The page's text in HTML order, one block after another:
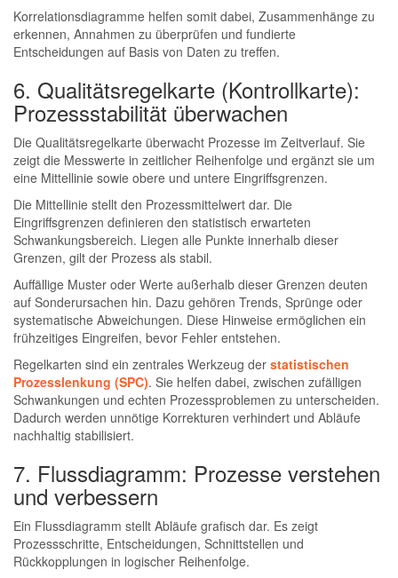
Korrelationsdiagramme helfen somit dabei, Zusammenhänge zu
erkennen, Annahmen zu überprüfen und fundierte
Entscheidungen auf Basis von Daten zu treffen.
6. Qualitätsregelkarte (Kontrollkarte):
Prozessstabilität überwachen
Die Qualitätsregelkarte überwacht Prozesse im Zeitverlauf. Sie
zeigt die Messwerte in zeitlicher Reihenfolge und ergänzt sie um
eine Mittellinie sowie obere und untere Eingriffsgrenzen.
Die Mittellinie stellt den Prozessmittelwert dar. Die
Eingriffsgrenzen definieren den statistisch erwarteten
Schwankungsbereich. Liegen alle Punkte innerhalb dieser
Grenzen, gilt der Prozess als stabil.
Auffällige Muster oder Werte außerhalb dieser Grenzen deuten
auf Sonderursachen hin. Dazu gehören Trends, Sprünge oder
systematische Abweichungen. Diese Hinweise ermöglichen ein
frühzeitiges Eingreifen, bevor Fehler entstehen.
Regelkarten sind ein zentrales Werkzeug der statistischen
Prozesslenkung (SPC). Sie helfen dabei, zwischen zufälligen
Schwankungen und echten Prozessproblemen zu unterscheiden.
Dadurch werden unnötige Korrekturen verhindert und Abläufe
nachhaltig stabilisiert.
7. Flussdiagramm: Prozesse verstehen
und verbessern
Ein Flussdiagramm stellt Abläufe grafisch dar. Es zeigt
Prozessschritte, Entscheidungen, Schnittstellen und
Rückkopplungen in logischer Reihenfolge.